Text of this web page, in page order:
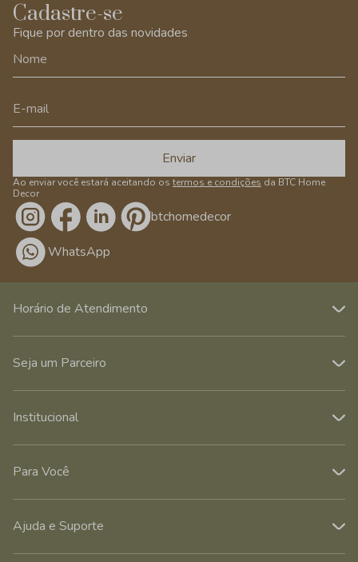
Cadastre-se
Fique por dentro das novidades
Enviar
Ao enviar você estará aceitando os termos e condições da BTC Home
Decor
/btchomedecor
WhatsApp
Horário de Atendimento
Seja um Parceiro
Institucional
Para Você
Ajuda e Suporte